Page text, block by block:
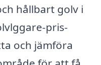
hållbart golv i
pris-
och jämföra